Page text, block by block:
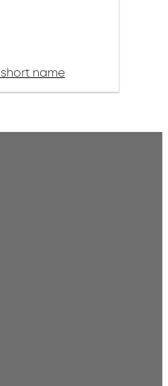
name